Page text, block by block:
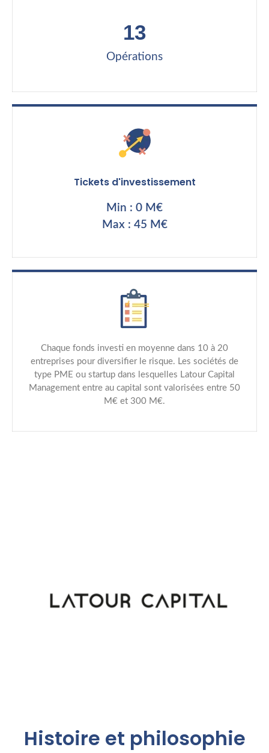
Opérations
13
Tickets d'investissement
Min : 0 M€
Max : 45 M€
Chaque fonds investi en moyenne dans 10 à 20
entreprises pour diversifier le risque. Les sociétés de
type PME ou startup dans lesquelles Latour Capital
Management entre au capital sont valorisées entre 50
M€ et 300 M€.
Histoire et philosophie